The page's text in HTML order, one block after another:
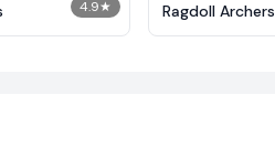
4.9★ Ragdoll Archers